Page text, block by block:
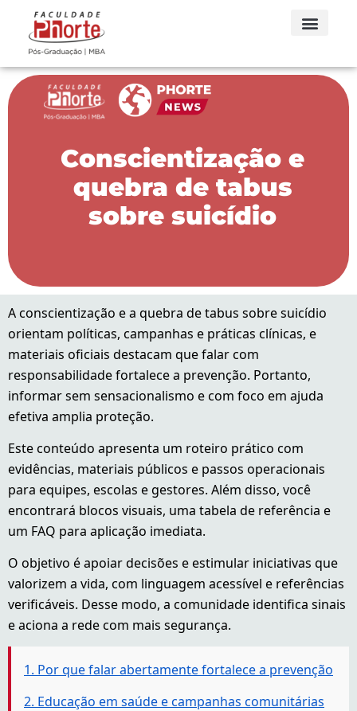
Conscientização e
quebra de tabus
sobre suicídio
A conscientização e a quebra de tabus sobre suicídio
orientam políticas, campanhas e práticas clínicas, e
materiais oficiais destacam que falar com
responsabilidade fortalece a prevenção. Portanto,
informar sem sensacionalismo e com foco em ajuda
efetiva amplia proteção.
Este conteúdo apresenta um roteiro prático com
evidências, materiais públicos e passos operacionais
para equipes, escolas e gestores. Além disso, você
encontrará blocos visuais, uma tabela de referência e
um FAQ para aplicação imediata.
O objetivo é apoiar decisões e estimular iniciativas que
valorizem a vida, com linguagem acessível e referências
verificáveis. Desse modo, a comunidade identifica sinais
e aciona a rede com mais segurança.
1. Por que falar abertamente fortalece a prevenção
2. Educação em saúde e campanhas comunitárias